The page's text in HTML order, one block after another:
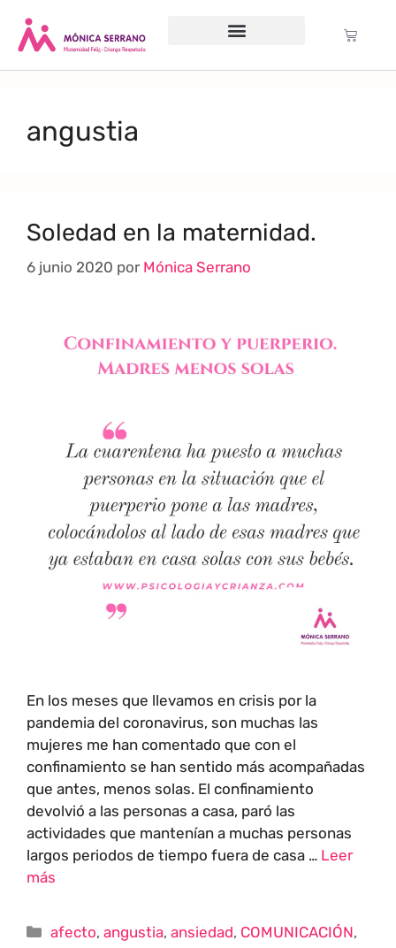
angustia
Soledad en la maternidad.
6 junio 2020 por Mónica Serrano
En los meses que llevamos en crisis por la
pandemia del coronavirus, son muchas las
mujeres me han comentado que con el
confinamiento se han sentido más acompañadas
que antes, menos solas. El confinamiento
devolvió a las personas a casa, paró las
actividades que mantenían a muchas personas
largos periodos de tiempo fuera de casa … Leer
más
afecto,angustia,ansiedad, COMUNICACIÓN,